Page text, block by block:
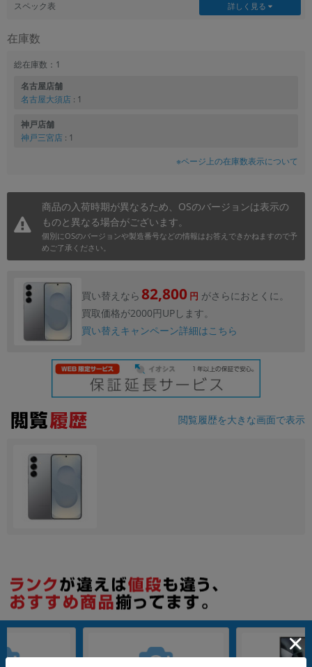
スペック表 詳しく見る
在庫数
総在庫数：1
名古屋店舗
名古屋大須店 : 1
神戸店舗
神戸三宮店 : 1
※ページ上の在庫数表示について
商品の入荷時期が異なるため、OSのバージョンは表示の
ものと異なる場合がございます。
個別にOSのバージョンや製造番号などの情報はお答えできかねますので予
めご了承ください。
買い替えなら 82,800 円 がさらにおとくに。
買取価格が2000円UPします。
買い替えキャンペーン詳細はこちら
閲覧履歴を大きな画面で表示